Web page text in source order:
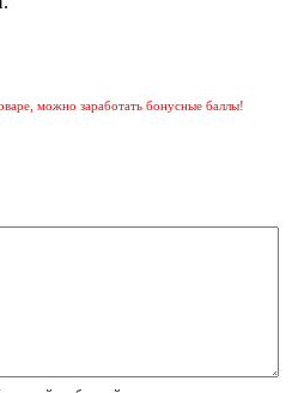
можно заработать бонусные баллы!